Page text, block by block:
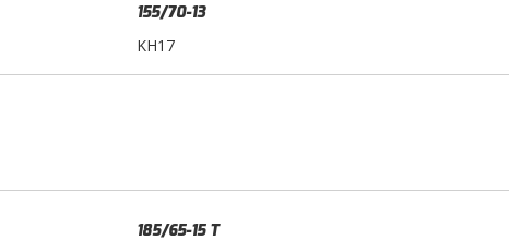
155/70-13
KH17
185/65-15 T